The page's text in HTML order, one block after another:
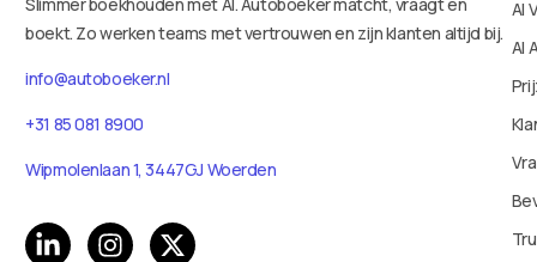
Slimmer boekhouden met AI. Autoboeker matcht, vraagt en
boekt. Zo werken teams met vertrouwen en zijn klanten altijd bij.
info@autoboeker.nl
+31 85 081 8900
Wipmolenlaan 1, 3447GJ Woerden
AI
AI